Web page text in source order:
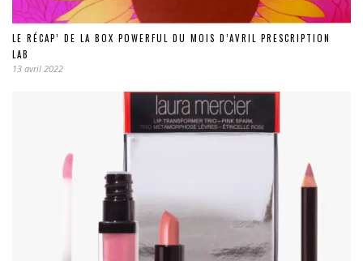
LE RÉCAP’ DE LA BOX POWERFUL DU MOIS D’AVRIL PRESCRIPTION
LAB
13 avril 2022